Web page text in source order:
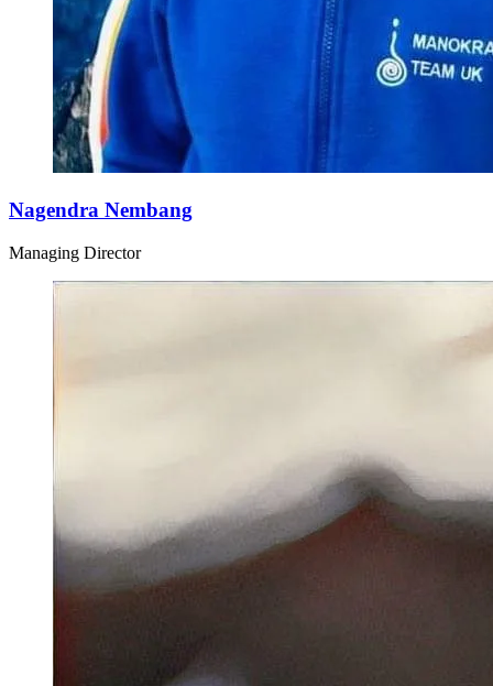
Nagendra Nembang
Managing Director